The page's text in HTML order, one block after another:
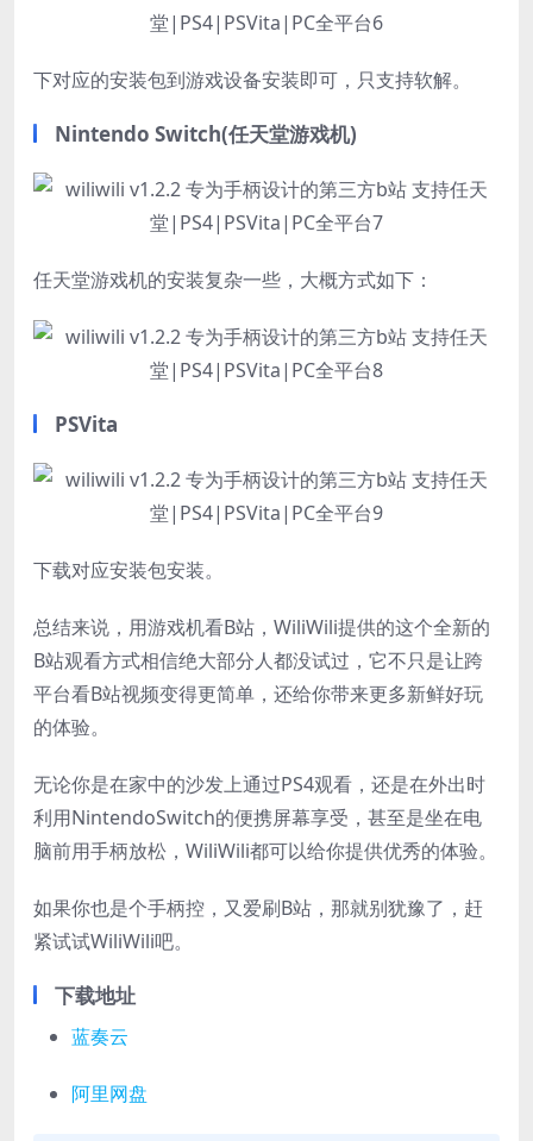
下对应的安装包到游戏设备安装即可，只支持软解。
Nintendo Switch(任天堂游戏机)
任天堂游戏机的安装复杂一些，大概方式如下：
PSVita
下载对应安装包安装。
总结来说，用游戏机看B站，WiliWili提供的这个全新的
B站观看方式相信绝大部分人都没试过，它不只是让跨
平台看B站视频变得更简单，还给你带来更多新鲜好玩
的体验。
无论你是在家中的沙发上通过PS4观看，还是在外出时
利用NintendoSwitch的便携屏幕享受，甚至是坐在电
脑前用手柄放松，WiliWili都可以给你提供优秀的体验。
如果你也是个手柄控，又爱刷B站，那就别犹豫了，赶
紧试试WiliWili吧。
下载地址
蓝奏云
阿里网盘